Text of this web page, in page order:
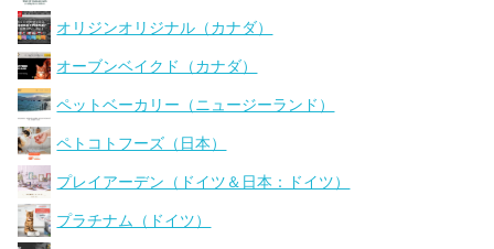
オリジンオリジナル（カナダ）
オーブンベイクド（カナダ）
ペットベーカリー（ニュージーランド）
ペトコトフーズ（日本）
プレイアーデン（ドイツ＆日本：ドイツ）
プラチナム（ドイツ）